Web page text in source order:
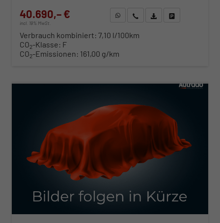
40.690,– €
incl. 19% MwSt.
WhatsApp anfragen
Wir rufen Sie anFahrzeugexposé (PDF)
Verbrauch kombiniert: 7,10 l/100km
CO2-Klasse: F
CO2-Emissionen: 161,00 g/km